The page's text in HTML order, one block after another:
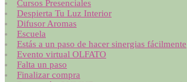
Cursos Presenciales
Despierta Tu Luz Interior
Difusor Aromas
Escuela
Estás a un paso de hacer sinergias fácilmente
Evento virtual OLFATO
Falta un paso
Finalizar compra